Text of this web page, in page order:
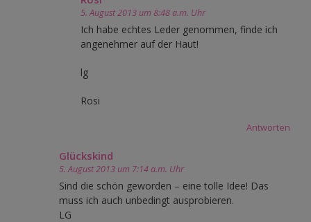
5. August 2013 um 8:48 a.m. Uhr
Ich habe echtes Leder genommen, finde ich
angenehmer auf der Haut!
lg
Rosi
Antworten
Glückskind
5. August 2013 um 7:14 a.m. Uhr
Sind die schön geworden – eine tolle Idee! Das
muss ich auch unbedingt ausprobieren.
LG